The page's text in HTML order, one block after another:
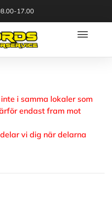
17.00
i samma lokaler som
endast fram mot
vi dig när delarna